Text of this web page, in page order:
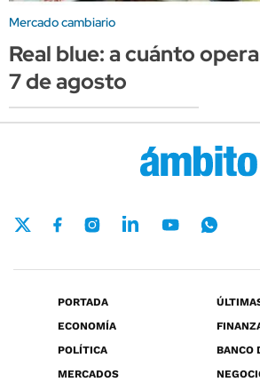
Mercado cambiario
Real blue: a cuánto
7 de agosto
PORTADA
ECONOMÍA
POLÍTICA
BANCO
MERCADOS